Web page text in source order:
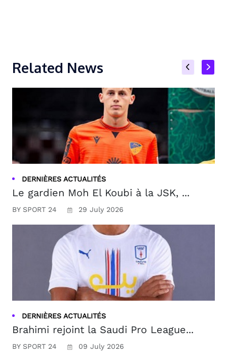
Related News
DERNIÈRES ACTUALITÉS
Le gardien Moh El Koubi à la JSK, ...
BY SPORT 24 29 July 2026
DERNIÈRES ACTUALITÉS
Brahimi rejoint la Saudi Pro League...
BY SPORT 24 09 July 2026